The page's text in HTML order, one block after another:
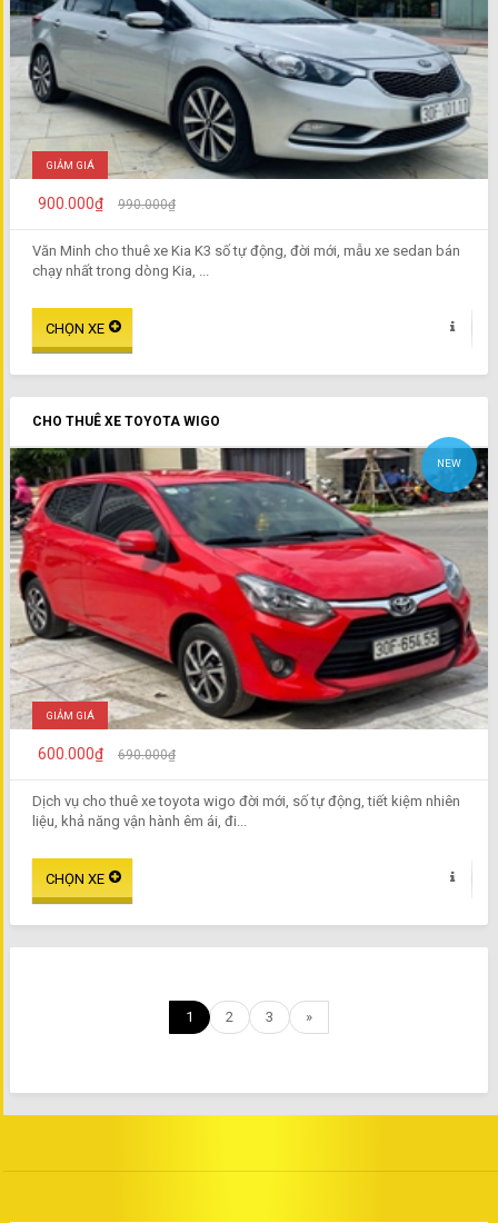
GIẢM GIÁ
900.000₫ 990.000₫
Văn Minh cho thuê xe Kia K3 số tự động, đời mới, mẫu xe sedan bán
chạy nhất trong dòng Kia, ...
CHO THUÊ XE TOYOTA WIGO
NEW
GIẢM GIÁ
600.000₫ 690.000₫
Dịch vụ cho thuê xe toyota wigo đời mới, số tự động, tiết kiệm nhiên
liệu, khả năng vận hành êm ái, đi...
1 2 3 »